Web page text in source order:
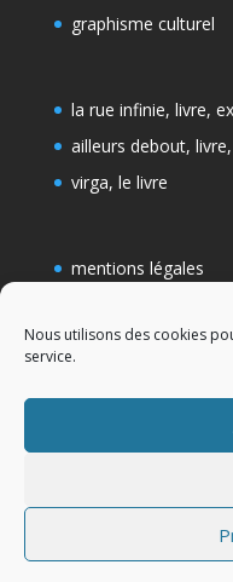
Nous utilisons des cookies
service.
graphisme culturel
la rue infinie, livre,
ailleurs debout,
virga, le livre
mentions légales
Politique de cookies